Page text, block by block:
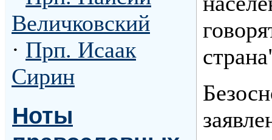
Величковский
· Прп. Исаак
Сирин
Ноты